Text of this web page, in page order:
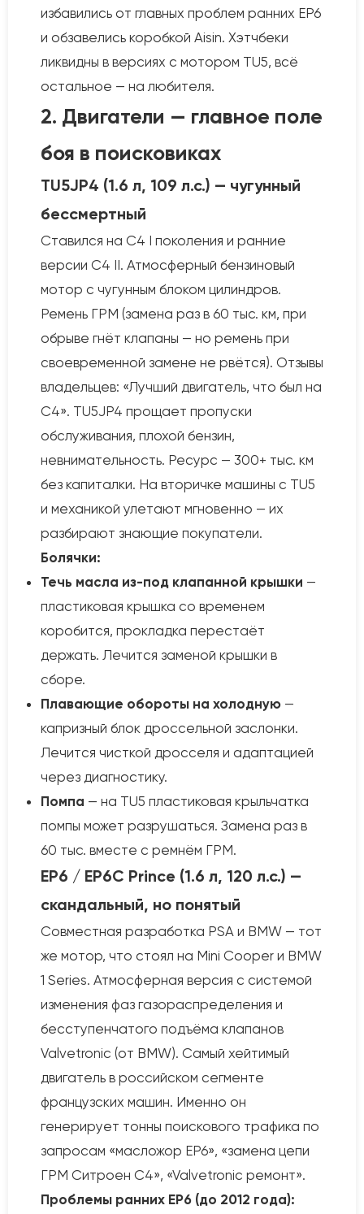
избавились от главных проблем ранних EP6
и обзавелись коробкой Aisin. Хэтчбеки
ликвидны в версиях с мотором TU5, всё
остальное — на любителя.
2. Двигатели — главное поле
боя в поисковиках
TU5JP4 (1.6 л, 109 л.с.) — чугунный
бессмертный
Ставился на C4 I поколения и ранние
версии C4 II. Атмосферный бензиновый
мотор с чугунным блоком цилиндров.
Ремень ГРМ (замена раз в 60 тыс. км, при
обрыве гнёт клапаны — но ремень при
своевременной замене не рвётся). Отзывы
владельцев: «Лучший двигатель, что был на
C4». TU5JP4 прощает пропуски
обслуживания, плохой бензин,
невнимательность. Ресурс — 300+ тыс. км
без капиталки. На вторичке машины с TU5
и механикой улетают мгновенно — их
разбирают знающие покупатели.
Болячки:
Течь масла из-под клапанной крышки —
пластиковая крышка со временем
коробится, прокладка перестаёт
держать. Лечится заменой крышки в
сборе.
Плавающие обороты на холодную —
капризный блок дроссельной заслонки.
Лечится чисткой дросселя и адаптацией
через диагностику.
Помпа — на TU5 пластиковая крыльчатка
помпы может разрушаться. Замена раз в
60 тыс. вместе с ремнём ГРМ.
EP6 / EP6C Prince (1.6 л, 120 л.с.) —
скандальный, но понятый
Совместная разработка PSA и BMW — тот
же мотор, что стоял на Mini Cooper и BMW
1 Series. Атмосферная версия с системой
изменения фаз газораспределения и
бесступенчатого подъёма клапанов
Valvetronic (от BMW). Самый хейтимый
двигатель в российском сегменте
французских машин. Именно он
генерирует тонны поискового трафика по
запросам «масложор EP6», «замена цепи
ГРМ Ситроен C4», «Valvetronic ремонт».
Проблемы ранних EP6 (до 2012 года):